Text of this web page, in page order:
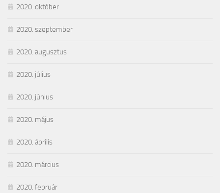
2020. október
2020. szeptember
2020. augusztus
2020. július
2020. június
2020. május
2020. április
2020. március
2020. február